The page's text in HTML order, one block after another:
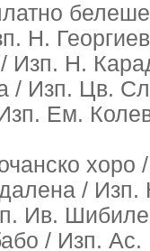
Н.
Изп. Н.
/ Изп. Цв.
Ем.
хоро
/
Ив.
/ Изп. Ас.